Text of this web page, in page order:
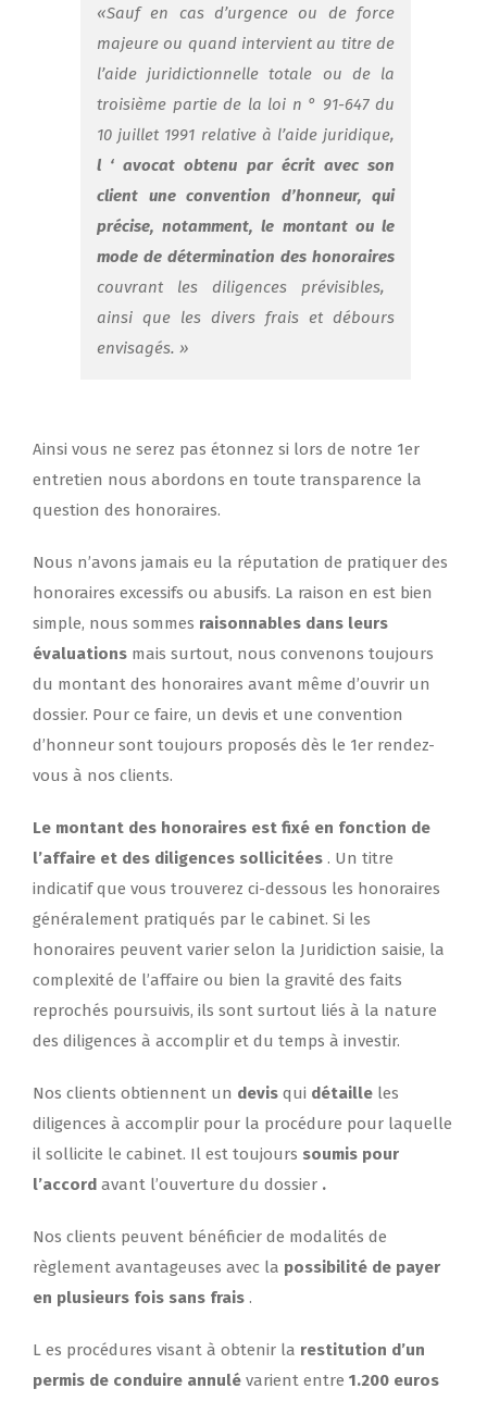
«Sauf en cas d’urgence ou de force
majeure ou quand intervient au titre de
l’aide juridictionnelle totale ou de la
troisième partie de la loi n ° 91-647 du
10 juillet 1991 relative à l’aide juridique,
l ‘ avocat obtenu par écrit avec son
client une convention d’honneur, qui
précise, notamment, le montant ou le
mode de détermination des honoraires
couvrant les diligences prévisibles,
ainsi que les divers frais et débours
envisagés. »
Ainsi vous ne serez pas étonnez si lors de notre 1er
entretien nous abordons en toute transparence la
question des honoraires.
Nous n’avons jamais eu la réputation de pratiquer des
honoraires excessifs ou abusifs. La raison en est bien
simple, nous sommes raisonnables dans leurs
évaluations mais surtout, nous convenons toujours
du montant des honoraires avant même d’ouvrir un
dossier. Pour ce faire, un devis et une convention
d’honneur sont toujours proposés dès le 1er rendez-
vous à nos clients.
Le montant des honoraires est fixé en fonction de
l’affaire et des diligences sollicitées . Un titre
indicatif que vous trouverez ci-dessous les honoraires
généralement pratiqués par le cabinet. Si les
honoraires peuvent varier selon la Juridiction saisie, la
complexité de l’affaire ou bien la gravité des faits
reprochés poursuivis, ils sont surtout liés à la nature
des diligences à accomplir et du temps à investir.
Nos clients obtiennent un devis qui détaille les
diligences à accomplir pour la procédure pour laquelle
il sollicite le cabinet. Il est toujours soumis pour
l’accord avant l’ouverture du dossier .
Nos clients peuvent bénéficier de modalités de
règlement avantageuses avec la possibilité de payer
en plusieurs fois sans frais .
L es procédures visant à obtenir la restitution d’un
permis de conduire annulé varient entre 1.200 euros